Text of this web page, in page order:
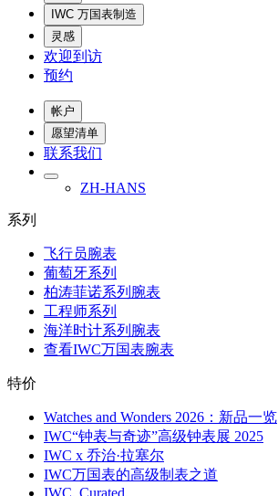
IWC 万国表制造
灵感
欢迎到访
预约
帐户
愿望清单
联系我们
ZH-HANS
系列
飞行员腕表
葡萄牙系列
柏涛菲诺系列腕表
工程师系列
海洋时计系列腕表
查看IWC万国表腕表
特价
Watches and Wonders 2026：新品一览
IWC“钟表与奇迹”高级钟表展 2025
IWC x 乔治·拉塞尔
IWC万国表的高级制表之道
IWC. Curated.